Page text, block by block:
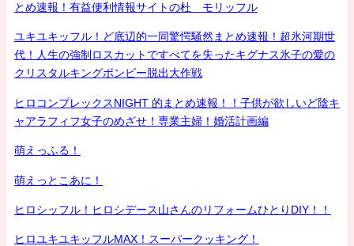
とめ速報！有益便利情報サイトの杜 モリッフル
ユキユキッフル！ど底辺的一同驚愕騒然まとめ速報！超氷河期世
代！人生の強制ロスカットですべてを失ったキグナス氷子の愛の
クリスタルキングボンビー脱出大作戦
ヒロコンプレックスNIGHT 的まとめ速報！！子供が欲しいど陰キ
ャアラフィフ女子のめざせ！専業主婦！婚活計画編
萌えっふる！
萌えっとこあに！
ヒロシッフル！ヒロシデース山さんのリフォームひとりDIY！！
ヒロユキユキッフルMAX！スーパークッキング！